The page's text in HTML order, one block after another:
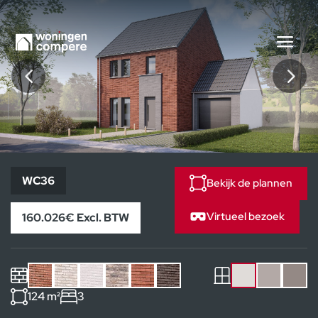
WC36
WC36
160.026€ Excl. BTW
Bekijk de plannen
Virtueel bezoek
124 m² 3